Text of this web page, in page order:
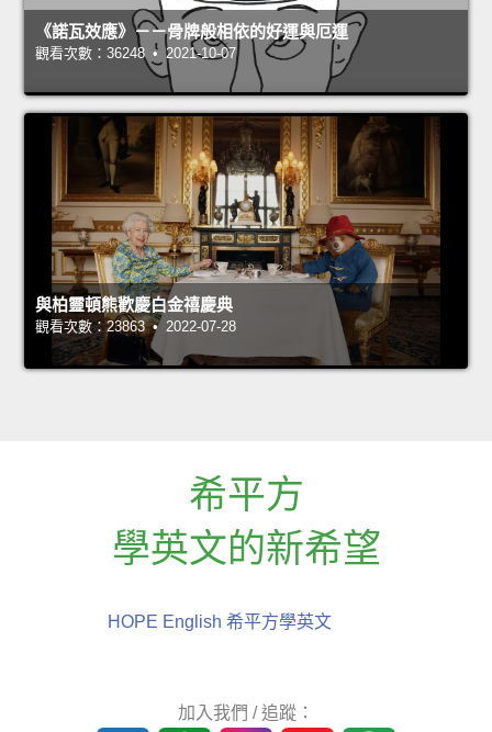
《諾瓦效應》－－骨牌般相依的好運與厄運
觀看次數：36248 • 2021-10-07
與柏靈頓熊歡慶白金禧慶典
觀看次數：23863 • 2022-07-28
希平方
學英文的新希望
HOPE English 希平方學英文
加入我們 / 追蹤：